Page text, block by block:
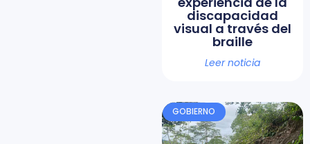
discapacidad
visual a través del
braille
Leer noticia
GOBIERNO